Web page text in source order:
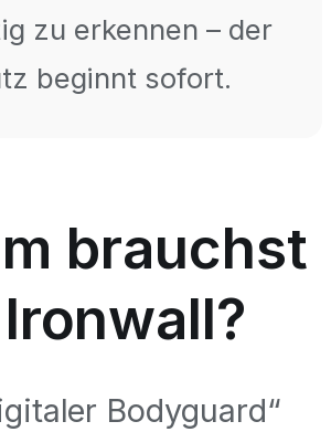
zu erkennen – der
beginnt sofort.
brauchst
Bodyguard“